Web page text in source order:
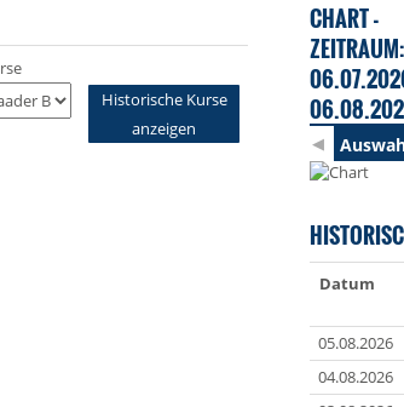
Historische Kurse
anzeigen
CHART -
ZEITRAUM:
Datum
05.08.2026
04.08.2026